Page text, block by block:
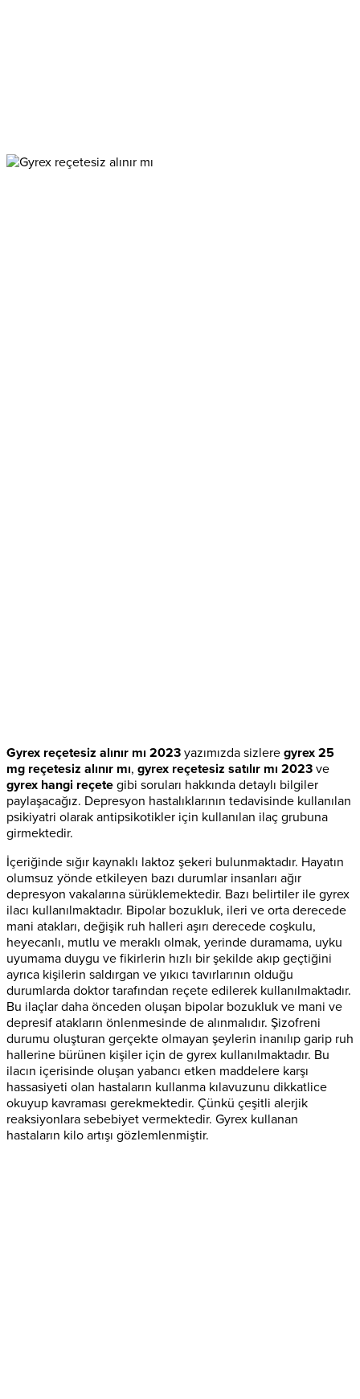
Gyrex reçetesiz alınır mı 2023 yazımızda sizlere gyrex 25
mg reçetesiz alınır mı, gyrex reçetesiz satılır mı 2023 ve
gyrex hangi reçete gibi soruları hakkında detaylı bilgiler
paylaşacağız. Depresyon hastalıklarının tedavisinde kullanılan
psikiyatri olarak antipsikotikler için kullanılan ilaç grubuna
girmektedir.
İçeriğinde sığır kaynaklı laktoz şekeri bulunmaktadır. Hayatın
olumsuz yönde etkileyen bazı durumlar insanları ağır
depresyon vakalarına sürüklemektedir. Bazı belirtiler ile gyrex
ilacı kullanılmaktadır. Bipolar bozukluk, ileri ve orta derecede
mani atakları, değişik ruh halleri aşırı derecede coşkulu,
heyecanlı, mutlu ve meraklı olmak, yerinde duramama, uyku
uyumama duygu ve fikirlerin hızlı bir şekilde akıp geçtiğini
ayrıca kişilerin saldırgan ve yıkıcı tavırlarının olduğu
durumlarda doktor tarafından reçete edilerek kullanılmaktadır.
Bu ilaçlar daha önceden oluşan bipolar bozukluk ve mani ve
depresif atakların önlenmesinde de alınmalıdır. Şizofreni
durumu oluşturan gerçekte olmayan şeylerin inanılıp garip ruh
hallerine bürünen kişiler için de gyrex kullanılmaktadır. Bu
ilacın içerisinde oluşan yabancı etken maddelere karşı
hassasiyeti olan hastaların kullanma kılavuzunu dikkatlice
okuyup kavraması gerekmektedir. Çünkü çeşitli alerjik
reaksiyonlara sebebiyet vermektedir. Gyrex kullanan
hastaların kilo artışı gözlemlenmiştir.